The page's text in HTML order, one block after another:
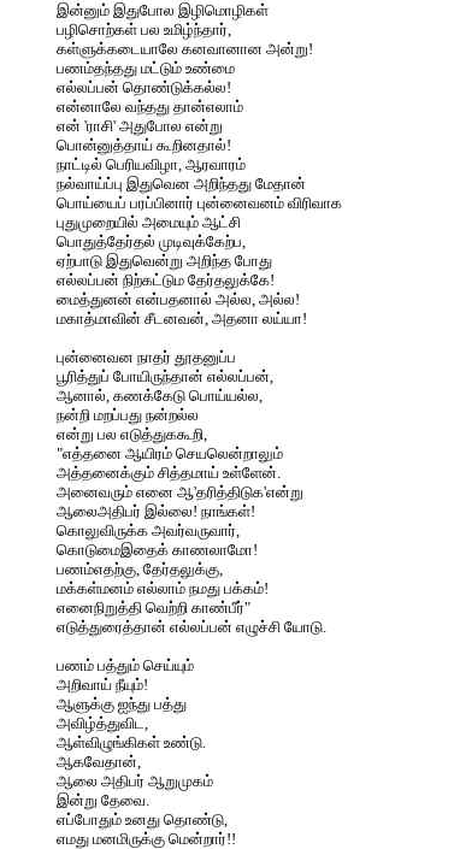
இன்னும் இதுபோல இழிமொழிகள்
பழிசொற்கள் பல உமிழ்ந்தார்,
கள்ளுக்கடையாலே கனவானான அன்று!
பணம்தந்தது மட்டும் உண்மை
எல்லப்பன் தொண்டுக்கல்ல!
என்னாலே வந்தது தான்எலாம்
என் 'ராசி' அதுபோல என்று
பொன்னுத்தாய் கூறினதால்!
நாட்டில் பெரியவிழா, ஆரவாரம்
நல்வாய்ப்பு இதுவென அறிந்தது மேதான்
பொய்யைப் பரப்பினார் புன்னைவனம் விரிவாக
புதுமுறையில் அமையும் ஆட்சி
பொதுத்தேர்தல் முடிவுக்கேற்ப,
ஏற்பாடு இதுவென்று அறிந்த போது
எல்லப்பன் நிற்கட்டும தேர்தலுக்கே!
மைத்துனன் என்பதனால் அல்ல, அல்ல!
மகாத்மாவின் சீடனவன், அதனா லய்யா!
புன்னைவன நாதர் தூதனுப்ப
பூரித்துப் போயிருந்தான் எல்லப்பன்,
ஆனால், கணக்கேடு பொய்யல்ல,
நன்றி மறப்பது நன்றல்ல
என்று பல எடுத்துககூறி,
"எத்தனை ஆயிரம் செயலென்றாலும்
அத்தனைக்கும் சித்தமாய் உள்ளேன்.
அனைவரும் எனை ஆ'தரித்திடுக'என்று
ஆலைஅதிபர் இல்லை! நாங்கள்!
கொலுவிருக்க அவர்வருவார்,
கொடுமைஇதைக் காணலாமோ!
பணம்எதற்கு, தேர்தலுக்கு,
மக்கள்மனம் எல்லாம் நமது பக்கம்!
எனைநிறுத்தி வெற்றி காண்பீர்"
எடுத்துரைத்தான் எல்லப்பன் எழுச்சி யோடு.
பணம் பத்தும் செய்யும்
அறிவாய் நீயும்!
ஆளுக்கு ஐந்து பத்து
அவிழ்த்துவிட,
ஆள்விழுங்கிகள் உண்டு.
ஆகவேதான்,
ஆலை அதிபர் ஆறுமுகம்
இன்று தேவை.
எப்போதும் உனது தொண்டு,
எமது மனமிருக்கு மென்றார்!!